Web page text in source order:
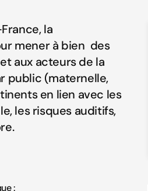
la
mener à bien des
aux acteurs de la
public (maternelle,
en lien avec les
les risques auditifs,
: